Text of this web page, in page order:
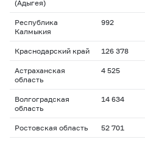
(Адыгея)
Республика
Калмыкия
992
Краснодарский край 126 378
Астраханская
область
4 525
Волгоградская
область
14 634
Ростовская область 52 701